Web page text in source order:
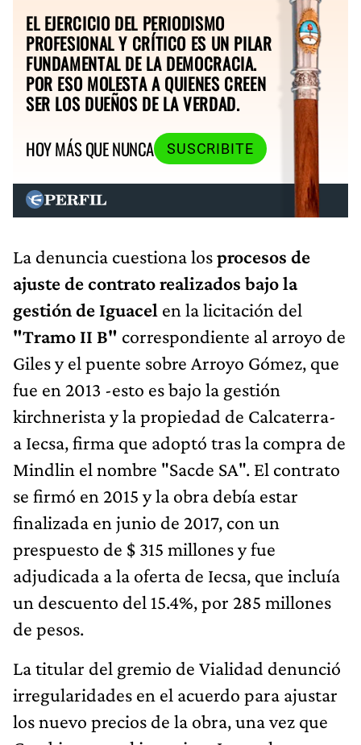
EL EJERCICIO DEL PERIODISMO
PROFESIONAL Y CRÍTICO ES UN PILAR
FUNDAMENTAL DE LA DEMOCRACIA.
POR ESO MOLESTA A QUIENES CREEN
SER LOS DUEÑOS DE LA VERDAD.
HOY MÁS QUE NUNCA
SUSCRIBITE
La denuncia cuestiona losprocesos de
ajuste de contrato realizados bajo la
gestión de Iguacel en la licitación del
"Tramo II B" correspondiente al arroyo de
Giles y el puente sobre Arroyo Gómez, que
fue en 2013 -esto es bajo la gestión
kirchnerista y la propiedad de Calcaterra-
a Iecsa, firma que adoptó tras la compra de
Mindlin el nombre "Sacde SA". El contrato
se firmó en 2015 y la obra debía estar
finalizada en junio de 2017, con un
prespuesto de $ 315 millones y fue
adjudicada a la oferta de Iecsa, que incluía
un descuento del 15.4%, por 285 millones
de pesos.
La titular del gremio de Vialidad denunció
irregularidades en el acuerdo para ajustar
los nuevo precios de la obra, una vez que